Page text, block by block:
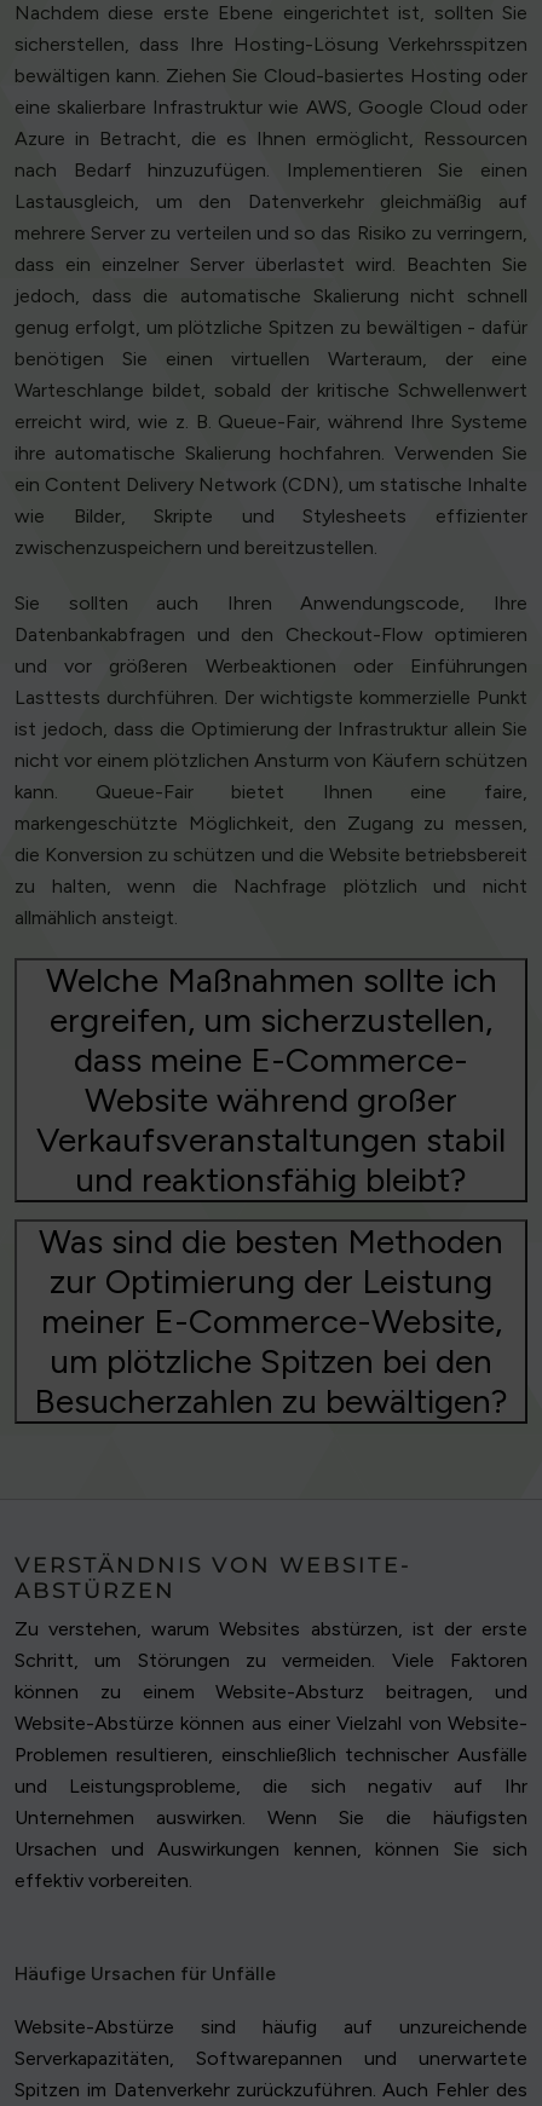
Nachdem diese erste Ebene eingerichtet ist, sollten Sie
sicherstellen, dass Ihre Hosting-Lösung Verkehrsspitzen
bewältigen kann. Ziehen Sie Cloud-basiertes Hosting oder
eine skalierbare Infrastruktur wie AWS, Google Cloud oder
Azure in Betracht, die es Ihnen ermöglicht, Ressourcen
nach Bedarf hinzuzufügen. Implementieren Sie einen
Lastausgleich, um den Datenverkehr gleichmäßig auf
mehrere Server zu verteilen und so das Risiko zu verringern,
dass ein einzelner Server überlastet wird. Beachten Sie
jedoch, dass die automatische Skalierung nicht schnell
genug erfolgt, um plötzliche Spitzen zu bewältigen - dafür
benötigen Sie einen virtuellen Warteraum, der eine
Warteschlange bildet, sobald der kritische Schwellenwert
erreicht wird, wie z. B. Queue-Fair, während Ihre Systeme
ihre automatische Skalierung hochfahren. Verwenden Sie
ein Content Delivery Network (CDN), um statische Inhalte
wie Bilder, Skripte und Stylesheets effizienter
zwischenzuspeichern und bereitzustellen.
Sie sollten auch Ihren Anwendungscode, Ihre
Datenbankabfragen und den Checkout-Flow optimieren
und vor größeren Werbeaktionen oder Einführungen
Lasttests durchführen. Der wichtigste kommerzielle Punkt
ist jedoch, dass die Optimierung der Infrastruktur allein Sie
nicht vor einem plötzlichen Ansturm von Käufern schützen
kann. Queue-Fair bietet Ihnen eine faire,
markengeschützte Möglichkeit, den Zugang zu messen,
die Konversion zu schützen und die Website betriebsbereit
zu halten, wenn die Nachfrage plötzlich und nicht
allmählich ansteigt.
Welche Maßnahmen sollte ich
ergreifen, um sicherzustellen,
dass meine E-Commerce-
Website während großer
Verkaufsveranstaltungen stabil
und reaktionsfähig bleibt?
Was sind die besten Methoden
zur Optimierung der Leistung
meiner E-Commerce-Website,
um plötzliche Spitzen bei den
Besucherzahlen zu bewältigen?
VERSTÄNDNIS VON WEBSITE-
ABSTÜRZEN
Zu verstehen, warum Websites abstürzen, ist der erste
Schritt, um Störungen zu vermeiden. Viele Faktoren
können zu einem Website-Absturz beitragen, und
Website-Abstürze können aus einer Vielzahl von Website-
Problemen resultieren, einschließlich technischer Ausfälle
und Leistungsprobleme, die sich negativ auf Ihr
Unternehmen auswirken. Wenn Sie die häufigsten
Ursachen und Auswirkungen kennen, können Sie sich
effektiv vorbereiten.
Häufige Ursachen für Unfälle
Website-Abstürze sind häufig auf unzureichende
Serverkapazitäten, Softwarepannen und unerwartete
Spitzen im Datenverkehr zurückzuführen. Auch Fehler des